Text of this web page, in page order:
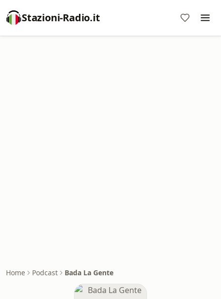
Stazioni-Radio.it
Home Podcast Bada La Gente